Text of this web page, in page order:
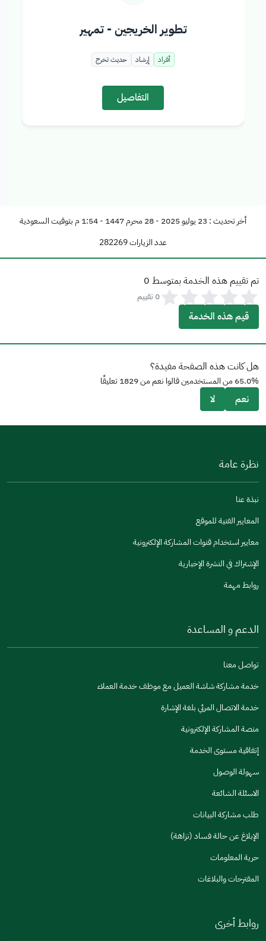
تطوير الخريجين - تمهير
أفراد إرشاد حديث تخرج
التفاصيل
أخر تحديث : 23 يوليو 2025 - 28 محرم 1447 - 1:54 م بتوقيت السعودية
عدد الزيارات282269
تم تقييم هذه الخدمة بمتوسط 0
0تقييم
قيم هذه الخدمة
هل كانت هذه الصفحة مفيدة؟
نعم لا
65.0% من المستخدمين قالوا نعم من 1829تعليقًا
نظرة عامة
نبذة عنا
المعايير الفنية للموقع
معايير استخدام قنوات المشاركة الإلكترونية
الإشتراك في النشرة الإخبارية
روابط مهمة
الدعم و المساعدة
تواصل معنا
خدمة مشاركة شاشة العميل مع موظف خدمة العملاء
خدمة الاتصال المرئي بلغة الإشارة
منصة المشاركة الإلكترونية
إتفاقية مستوى الخدمة
سهولة الوصول
الاسئلة الشائعة
طلب مشاركة البيانات
الإبلاغ عن حالة فساد (نزاهة)
حرية المعلومات
المقترحات والبلاغات
روابط أخرى